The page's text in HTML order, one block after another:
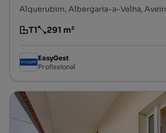
Alquerubim, Albergaria-a-Velha,
Tipologia
T1
Preço por metro quadrado
291 m²
EasyGest
Profissional